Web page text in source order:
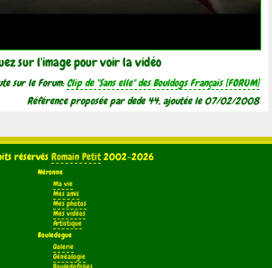
sur l'image pour voir la vidéo
sur le Forum:Clip de "Sans elle" des Bouldogs Français
Référence proposée par dede 44, ajoutée le 07/02/2008
réservés Romain Petit2002-2026
Néronne
Ma vie
Mes amis
Mes photos
Mes vidéos
Artistique
Bouledogue
Galerie
Généalogie